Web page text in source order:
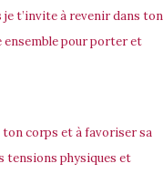
je t’invite à revenir dans ton
ensemble pour porter et
ton corps et à favoriser sa
tensions physiques et